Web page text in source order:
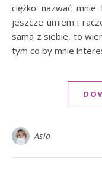
ciężko nazwać
jeszcze umiem i
sama z siebie, to
tym co by mnie
Asia